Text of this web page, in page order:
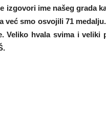
izgovori ime našeg grada
već smo osvojili 71
Veliko hvala svima i veliki